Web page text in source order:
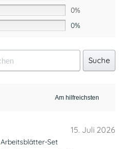
0%
0%
Suche
15. Juli 2026
Arbeitsblätter-Set